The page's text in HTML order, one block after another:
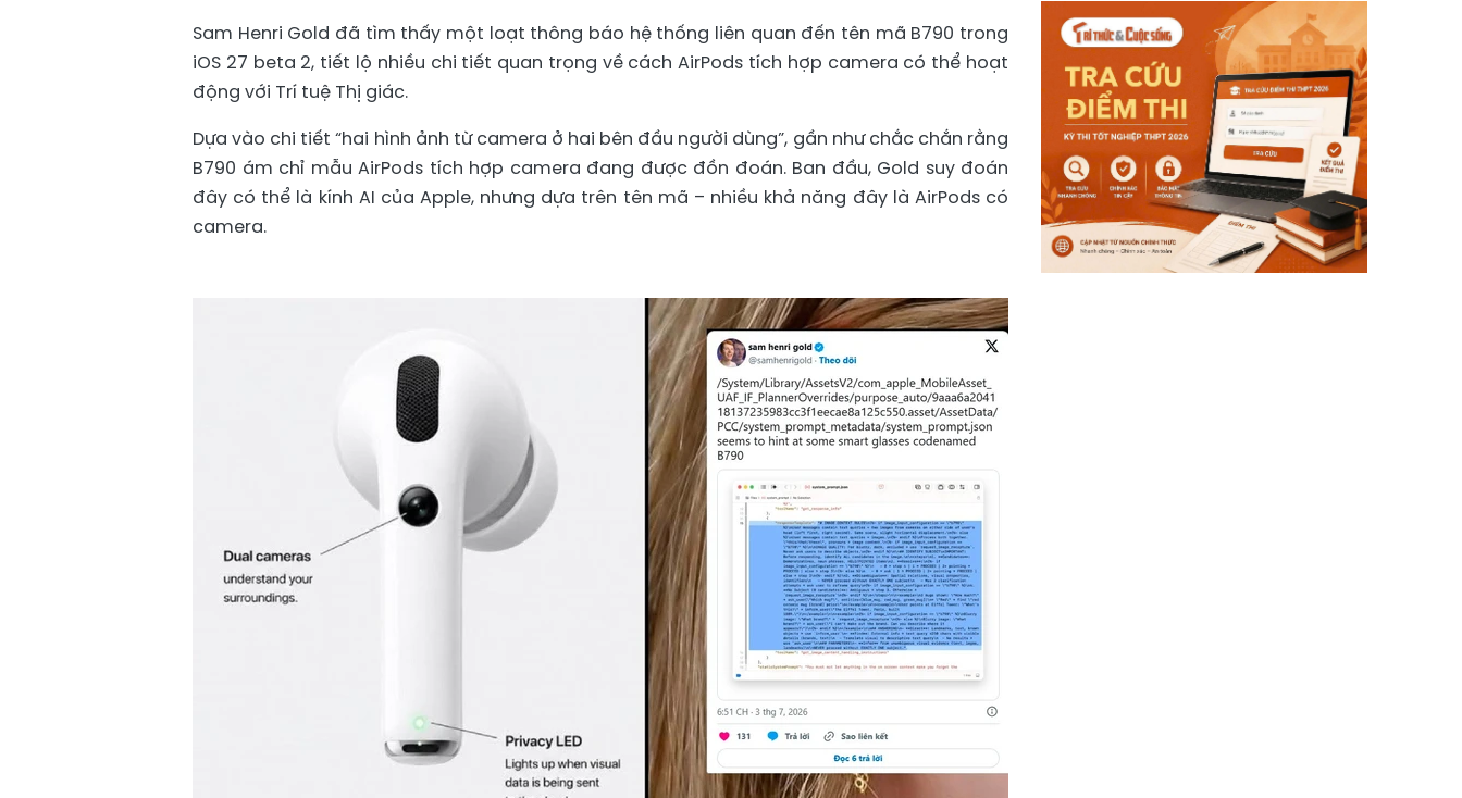
Sam Henri Gold đã tìm thấy một loạt thông báo hệ thống liên quan đến tên mã B790 trong
iOS 27 beta 2, tiết lộ nhiều chi tiết quan trọng về cách AirPods tích hợp camera có thể hoạt
động với Trí tuệ Thị giác.
Dựa vào chi tiết “hai hình ảnh từ camera ở hai bên đầu người dùng”, gần như chắc chắn rằng
B790 ám chỉ mẫu AirPods tích hợp camera đang được đồn đoán. Ban đầu, Gold suy đoán
đây có thể là kính AI của Apple, nhưng dựa trên tên mã – nhiều khả năng đây là AirPods có
camera.